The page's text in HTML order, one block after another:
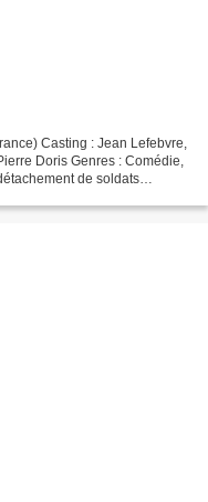
Casting : Jean Lefebvre,
Doris Genres : Comédie,
de soldats